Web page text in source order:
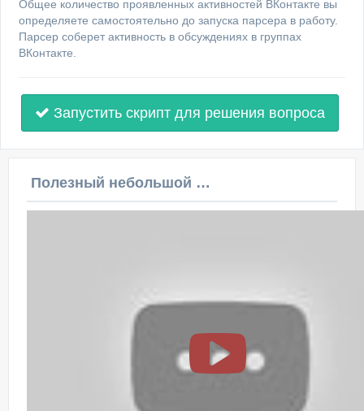
Общее количество проявленных активностей ВКонтакте вы
определяете самостоятельно до запуска парсера в работу.
Парсер соберет активность в обсуждениях в группах
ВКонтакте.
Запустить скрипт для решения вопроса
Полезный небольшой видеоурок по этой теме